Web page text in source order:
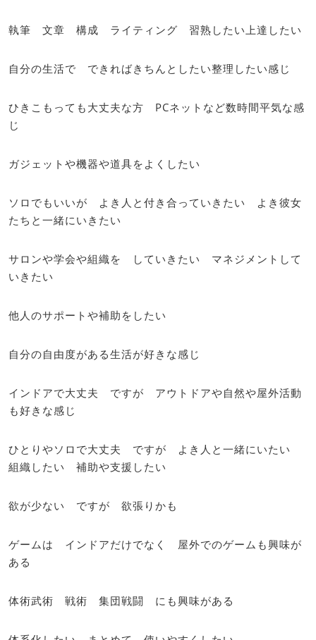
執筆 文章 構成 ライティング 習熟したい上達したい
自分の生活で できればきちんとしたい整理したい感じ
ひきこもっても大丈夫な方 PCネットなど数時間平気な感
じ
ガジェットや機器や道具をよくしたい
ソロでもいいが よき人と付き合っていきたい よき彼女
たちと一緒にいきたい
サロンや学会や組織を していきたい マネジメントして
いきたい
他人のサポートや補助をしたい
自分の自由度がある生活が好きな感じ
インドアで大丈夫 ですが アウトドアや自然や屋外活動
も好きな感じ
ひとりやソロで大丈夫 ですが よき人と一緒にいたい
組織したい 補助や支援したい
欲が少ない ですが 欲張りかも
ゲームは インドアだけでなく 屋外でのゲームも興味が
ある
体術武術 戦術 集団戦闘 にも興味がある